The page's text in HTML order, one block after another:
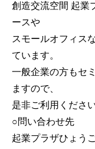
創造交流空間 起業
ースや
スモールオフィス
ています。
一般企業の方もセ
ますので、
是非ご利用ください
○問い合わせ先
起業プラザひょう